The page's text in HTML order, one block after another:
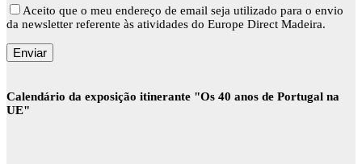
Aceito que o meu endereço de email seja utilizado para o envio
da newsletter referente às atividades do Europe Direct Madeira.
Calendário da exposição itinerante "Os 40 anos de Portugal na
UE"